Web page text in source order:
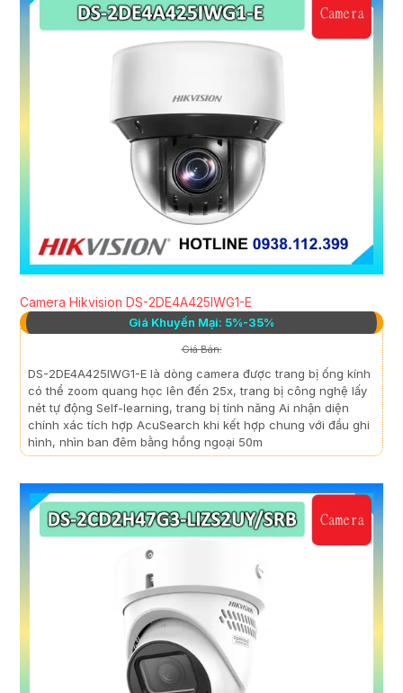
Camera Hikvision DS-2DE4A425IWG1-E
Giá Khuyến Mại: 5%-35%
Giá Bán:
DS-2DE4A425IWG1-E là dòng camera được trang bị ống kính
có thể zoom quang học lên đến 25x, trang bị công nghệ lấy
nét tự động Self-learning, trang bị tính năng Ai nhận diện
chính xác tích hợp AcuSearch khi kết hợp chung với đầu ghi
hình, nhìn ban đêm bằng hồng ngoại 50m